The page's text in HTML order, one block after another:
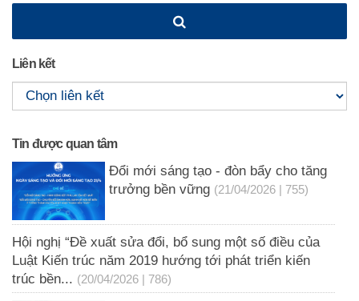
Liên kết
Tin được quan tâm
Đổi mới sáng tạo - đòn bẩy cho tăng
trưởng bền vững (21/04/2026 | 755)
Hội nghị “Đề xuất sửa đổi, bổ sung một số điều của
Luật Kiến trúc năm 2019 hướng tới phát triển kiến
trúc bền... (20/04/2026 | 786)